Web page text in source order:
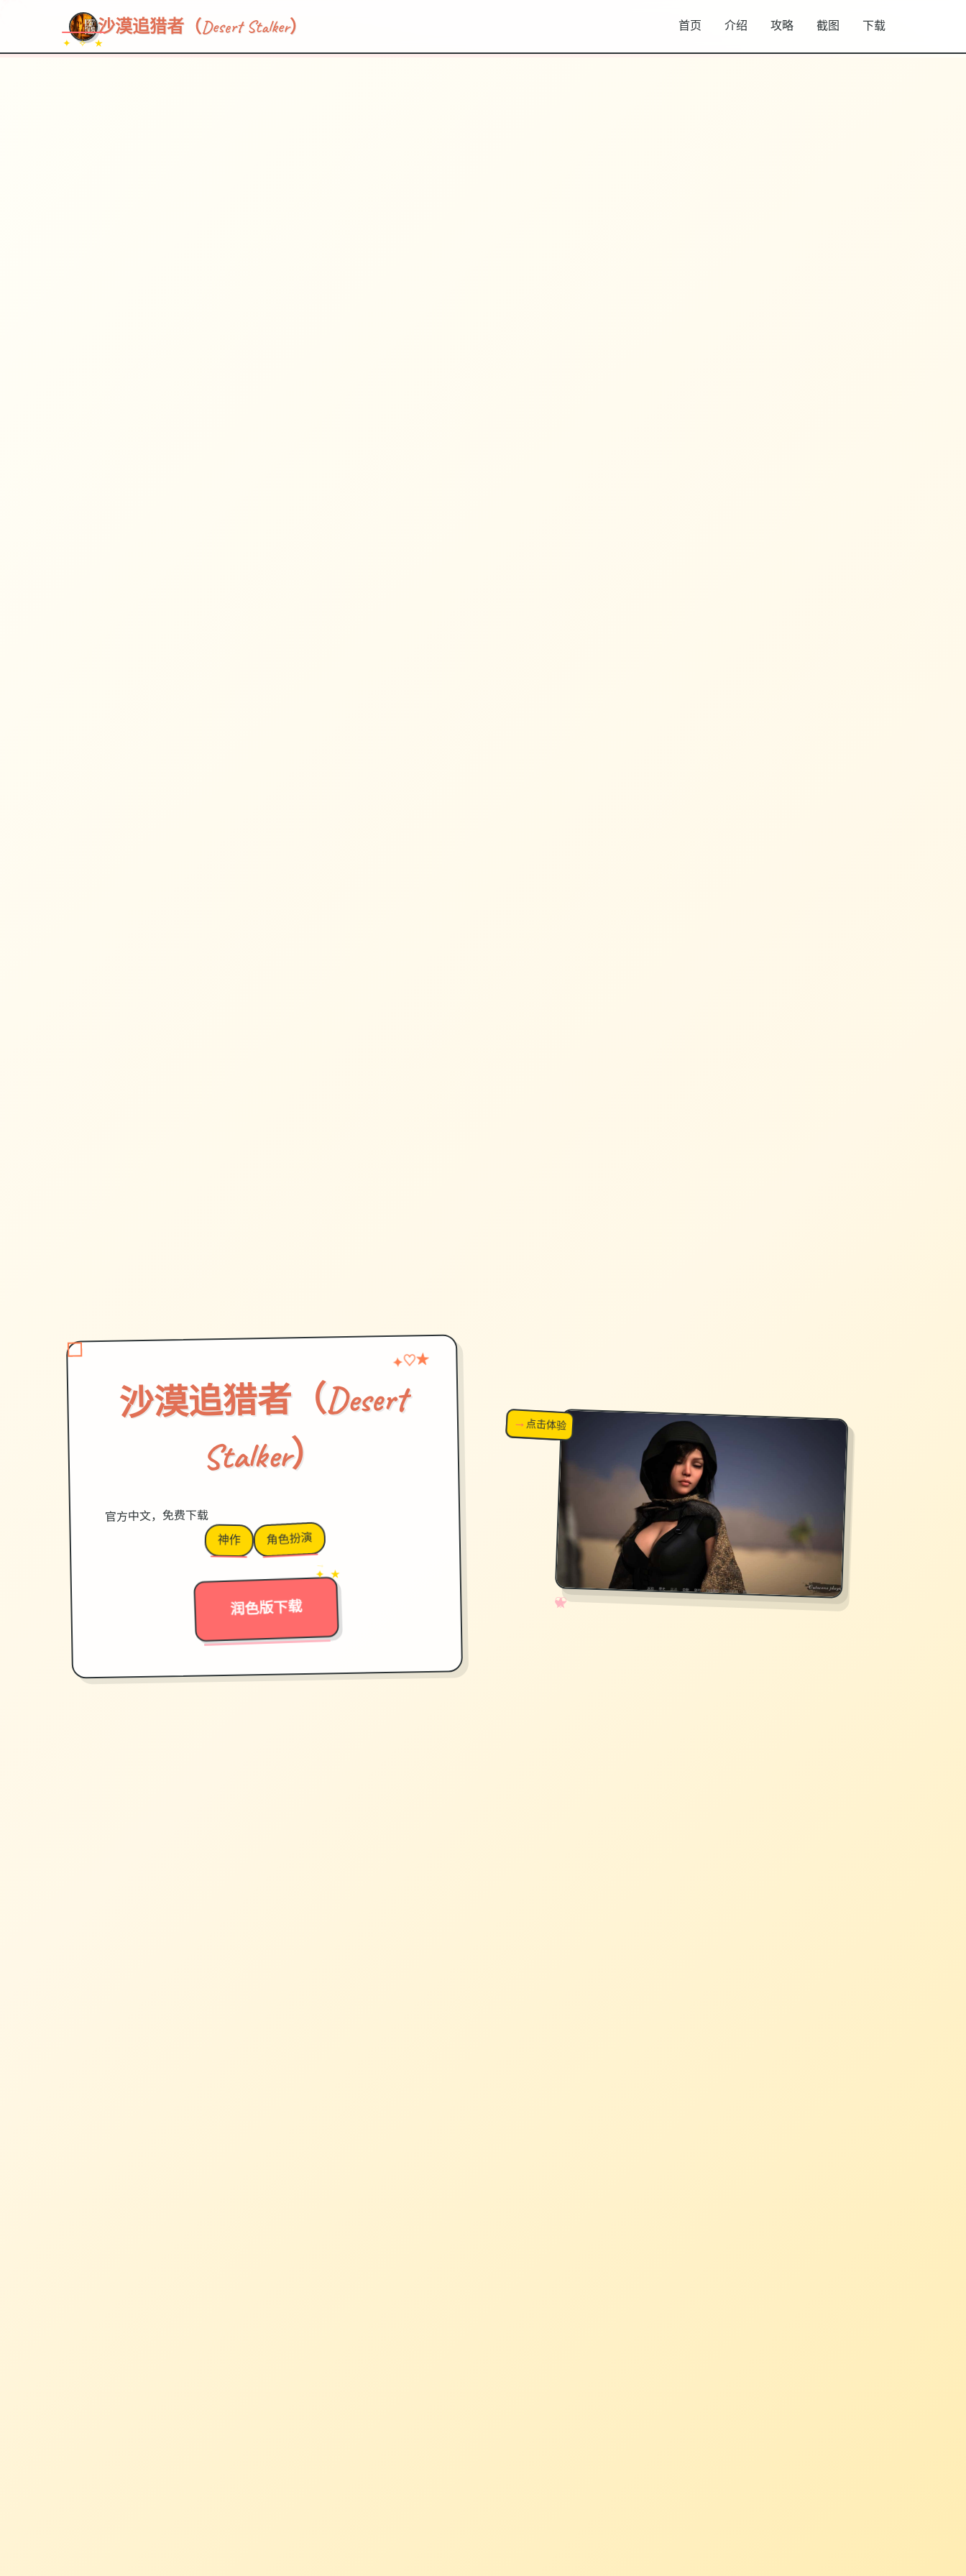
✦ ✧ ★
沙漠追猎者（Desert Stalker） 首页 介绍 攻略 截图 下载
沙漠追猎者（Desert
Stalker）
✦
♡★
官方中文，免费下载
神作 角色扮演
润色版下载
→
✦ ★
✧
♡
★
♥
↗超棒！
→点击体验